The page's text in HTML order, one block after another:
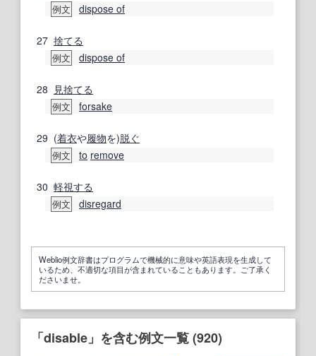
例文 dispose of
27 捨てる
例文 dispose of
28 見捨てる
例文 forsake
29 (着衣や履物を)脱ぐ
例文 to remove
30 軽視する
例文 disregard
Weblio例文辞書はプログラムで機械的に意味や英語表現を生成して
いるため、不適切な項目が含まれていることもあります。ご了承く
ださいませ。
「disable」を含む例文一覧 (920)